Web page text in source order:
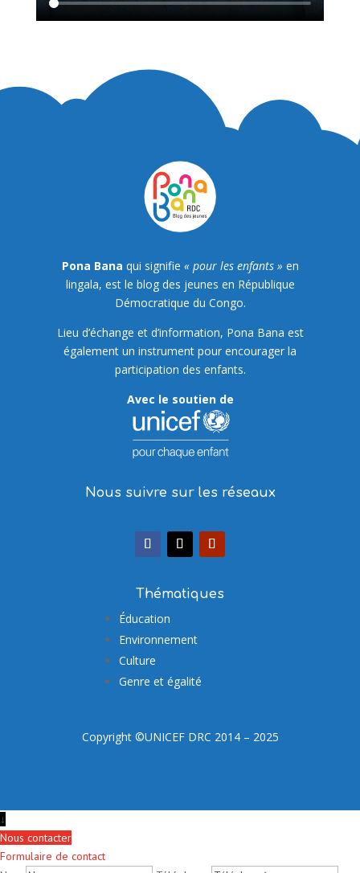
Pona Bana qui signifie « pour les enfants » en
lingala, est le blog des jeunes en République
Démocratique du Congo.
Lieu d’échange et d’information, Pona Bana est
également un instrument pour encourager la
participation des enfants.
Avec le soutien de
Nous suivre sur les réseaux
Thématiques
Éducation
Environnement
Culture
Genre et égalité
Copyright ©UNICEF DRC 2014 – 2025
↓
Nous contacter
Formulaire de contact